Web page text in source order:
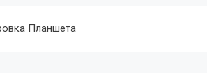
Планшета